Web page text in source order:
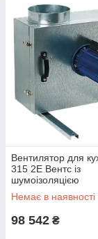
Вентилятор для
315 2Е Вентс із
шумоізоляцією
Немає в наявності
98 542 ₴